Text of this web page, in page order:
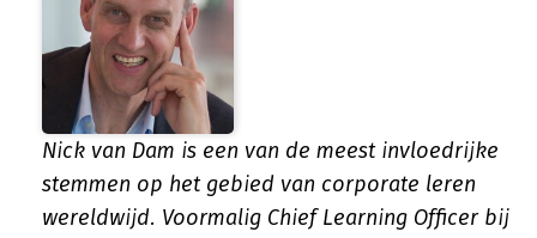
Nick van Dam is een van de meest invloedrijke
stemmen op het gebied van corporate leren
wereldwijd. Voormalig Chief Learning Officer bij